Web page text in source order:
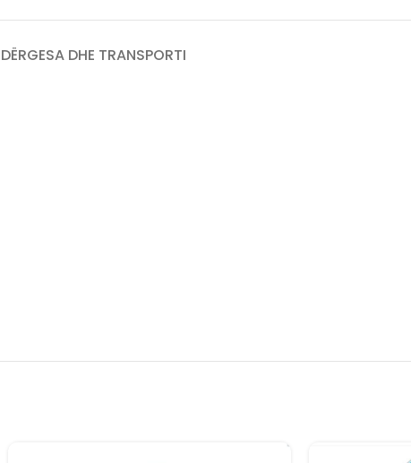
DËRGESA DHE TRANSPORTI